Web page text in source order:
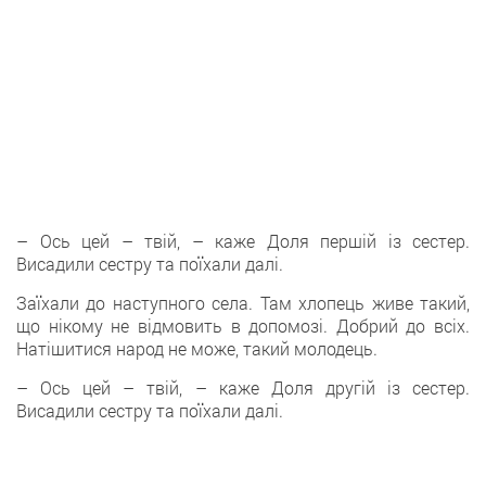
– Ось цей – твій, – каже Доля першій із сестер.
Висадили сестру та поїхали далі.
Заїхали до наступного села. Там хлопець живе такий,
що нікому не відмовить в допомозі. Добрий до всіх.
Натішитися народ не може, такий молодець.
– Ось цей – твій, – каже Доля другій із сестер.
Висадили сестру та поїхали далі.